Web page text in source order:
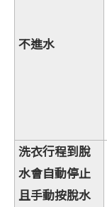
不進水
洗衣行程到脫
水會自動停止
且手動按脫水